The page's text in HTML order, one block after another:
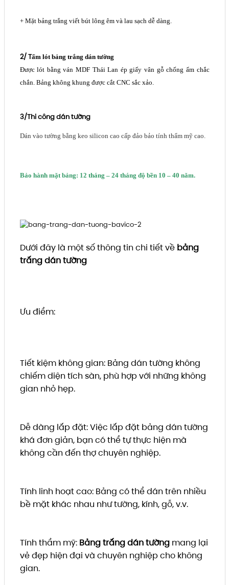
+ Mặt bảng trắng viết bút lông êm và lau sạch dễ dàng.
2/ Tấm lót bảng trắng dán tường
Được lót bằng ván MDF Thái Lan ép giấy vân gỗ chống ẩm chắc
chắn. Bảng không khung được cắt CNC sắc xảo.
3/Thi công dán tường
Dán vào tường bằng keo silicon cao cấp đảo bảo tính thẩm mỹ cao.
Bảo hành mặt bảng: 12 tháng – 24 tháng độ bền 10 – 40 năm.
Dưới đây là một số thông tin chi tiết về bảng
trắng dán tường
Ưu điểm:
Tiết kiệm không gian: Bảng dán tường không
chiếm diện tích sàn, phù hợp với những không
gian nhỏ hẹp.
Dễ dàng lắp đặt: Việc lắp đặt bảng dán tường
khá đơn giản, bạn có thể tự thực hiện mà
không cần đến thợ chuyên nghiệp.
Tính linh hoạt cao: Bảng có thể dán trên nhiều
bề mặt khác nhau như tường, kính, gỗ, v.v.
Tính thẩm mỹ: Bảng trắng dán tườngmang lại
vẻ đẹp hiện đại và chuyên nghiệp cho không
gian.